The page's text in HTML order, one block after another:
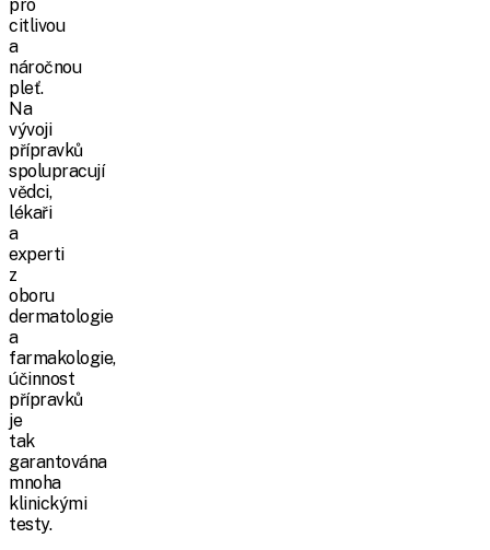
pro
citlivou
a
náročnou
pleť.
Na
vývoji
přípravků
spolupracují
vědci,
lékaři
a
experti
z
oboru
dermatologie
a
farmakologie,
účinnost
přípravků
je
tak
garantována
mnoha
klinickými
testy.